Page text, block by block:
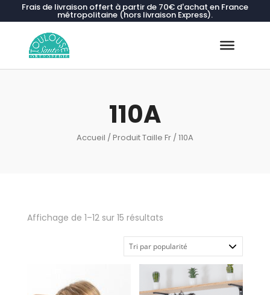
Frais de livraison offert à partir de 70€ d'achat en France
métropolitaine (hors livraison Express).
110A
Accueil / Produit Taille Fr / 110A
Affichage de 1–12 sur 15 résultatsTrié
popularité